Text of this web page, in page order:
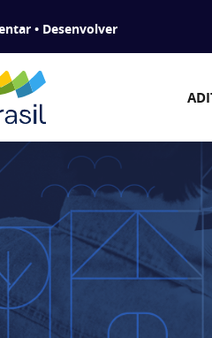
• Desenvolver